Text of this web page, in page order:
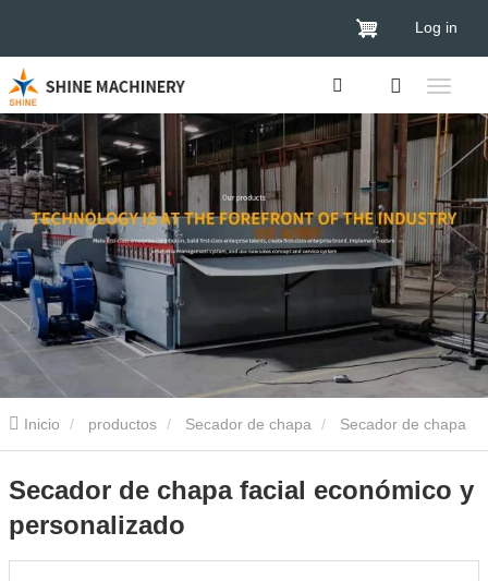
Log in
Inicio productos Secador de chapa Secador de chapa
de madera Secador de chapa facial económico y personalizado
Secador de chapa facial económico y
personalizado